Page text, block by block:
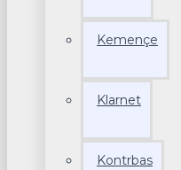
Kemençe
Klarnet
Kontrbas